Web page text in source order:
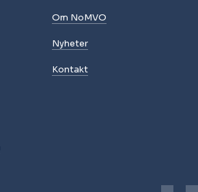
Om NoMVO
Nyheter
Kontakt